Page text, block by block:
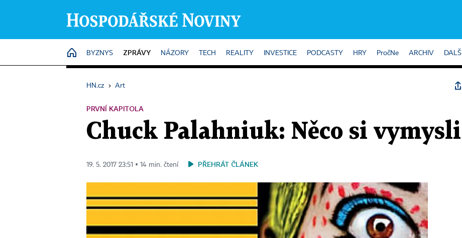
HOME
BYZNYS ZPRÁVY NÁZORY TECH REALITY INVESTICE PODCASTY HRY PročNe ARCHIV DALŠÍ
HN.cz › Art
PRVNÍ KAPITOLA
Chuck Palahniuk: Něco si vymysli
19. 5. 2017 23:51 ▪ 14 min. čtení PŘEHRÁT ČLÁNEK